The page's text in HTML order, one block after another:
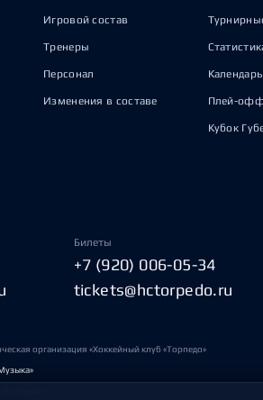
Игровой состав
Тренеры
Персонал
Изменения в составе Плей-
Кубок
Билеты
+7 (920) 006-05-34
tickets@hctorpedo.ru
организация «Хоккейный клуб «Торпедо»